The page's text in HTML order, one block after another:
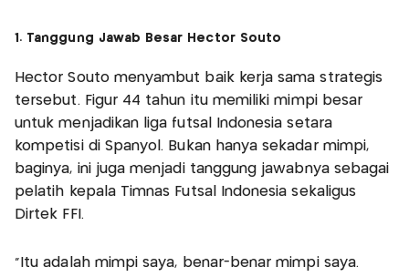
1. Tanggung Jawab Besar Hector Souto
Hector Souto menyambut baik kerja sama strategis
tersebut. Figur 44 tahun itu memiliki mimpi besar
untuk menjadikan liga futsal Indonesia setara
kompetisi di Spanyol. Bukan hanya sekadar mimpi,
baginya, ini juga menjadi tanggung jawabnya sebagai
pelatih kepala Timnas Futsal Indonesia sekaligus
Dirtek FFI.
“Itu adalah mimpi saya, benar-benar mimpi saya.